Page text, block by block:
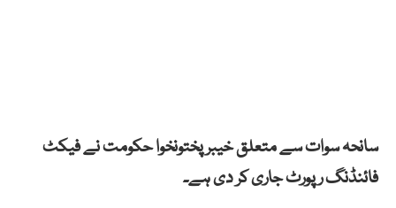
سانحہ سوات سے متعلق خیبرپختونخوا حکومت نے فیکٹ
فائنڈنگ رپورٹ جاری کر دی ہے۔